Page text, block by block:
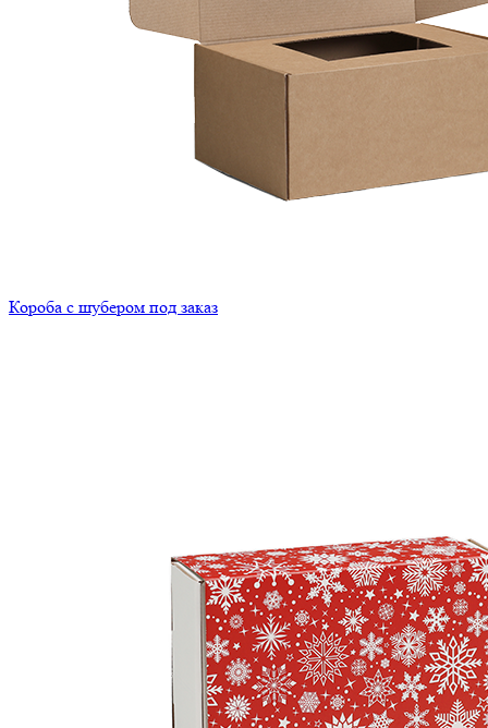
Короба с шубером под заказ